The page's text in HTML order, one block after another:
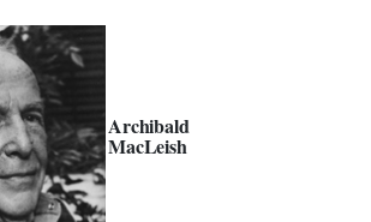
Archibald
MacLeish